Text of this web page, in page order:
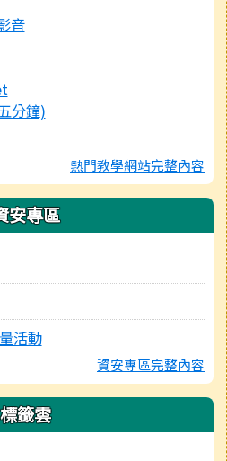
音
分鐘)
熱門教學網站完整內容
安專區
活動
資安專區完整內容
標籤雲